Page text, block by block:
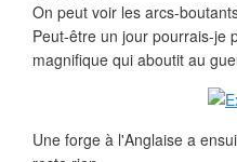
On peut voir les arcs-
Peut-être un jour pourrais-je
magnifique qui aboutit au
Une forge à l'Anglaise a